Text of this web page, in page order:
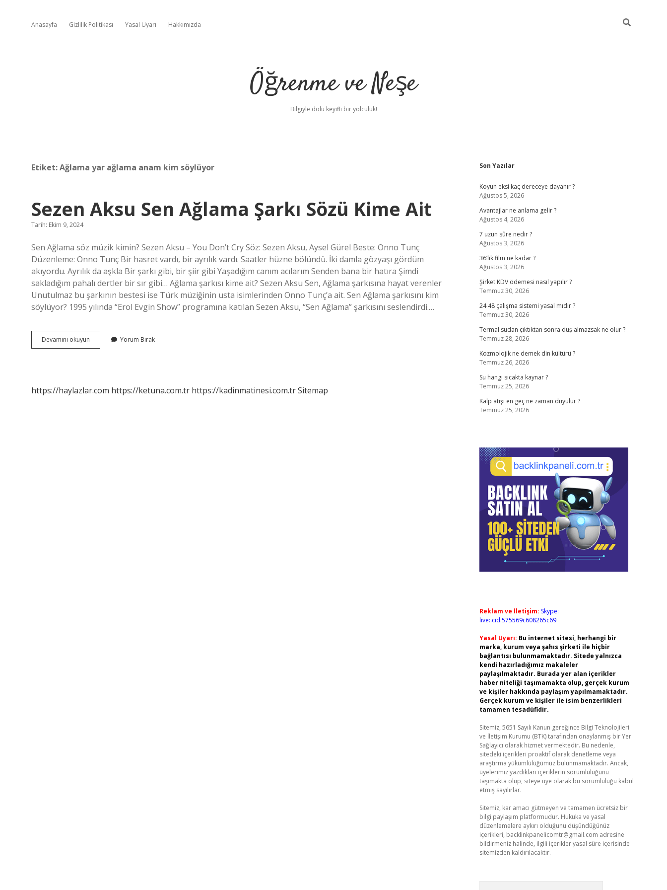
Anasayfa Gizlilik Politikası Yasal Uyarı Hakkımızda
Öğrenme ve Neşe
Bilgiyle dolu keyifli bir yolculuk!
Etiket:Ağlama yar ağlama anam kim söylüyor
Sezen Aksu Sen Ağlama Şarkı Sözü Kime Ait
Tarih: Ekim 9, 2024
Sen Ağlama söz müzik kimin? Sezen Aksu – You Don’t Cry Söz: Sezen Aksu, Aysel Gürel Beste: Onno Tunç
Düzenleme: Onno Tunç Bir hasret vardı, bir ayrılık vardı. Saatler hüzne bölündü. İki damla gözyaşı gördüm
akıyordu. Ayrılık da aşkla Bir şarkı gibi, bir şiir gibi Yaşadığım canım acılarım Senden bana bir hatıra Şimdi
sakladığım pahalı dertler bir sır gibi… Ağlama şarkısı kime ait? Sezen Aksu Sen, Ağlama şarkısına hayat verenler
Unutulmaz bu şarkının bestesi ise Türk müziğinin usta isimlerinden Onno Tunç’a ait. Sen Ağlama şarkısını kim
söylüyor? 1995 yılında “Erol Evgin Show” programına katılan Sezen Aksu, “Sen Ağlama” şarkısını seslendirdi.…
Devamını okuyun
Aksu
Kime
Yorum Bırak
https://haylazlar.com https://ketuna.com.tr https://kadinmatinesi.com.trSitemap
Sidebar
Son Yazılar
Koyun eksi kaç dereceye dayanır ?
Ağustos 5, 2026
Avantajlar ne anlama gelir ?
Ağustos 4, 2026
7 uzun sûre nedir ?
Ağustos 3, 2026
36’lık film ne kadar ?
Ağustos 3, 2026
Şirket KDV ödemesi nasıl yapılır ?
Temmuz 30, 2026
24 48 çalışma sistemi yasal mıdır ?
Temmuz 30, 2026
Termal sudan çıktıktan sonra duş almazsak ne olur ?
Temmuz 28, 2026
Kozmolojik ne demek din kültürü ?
Temmuz 26, 2026
Su hangi sıcakta kaynar ?
Temmuz 25, 2026
Kalp atışı en geç ne zaman duyulur ?
Temmuz 25, 2026
Reklam ve İletişim: Skype:
live:.cid.575569c608265c69
Yasal Uyarı: Bu internet sitesi, herhangi bir
marka, kurum veya şahıs şirketi ile hiçbir
bağlantısı bulunmamaktadır. Sitede yalnızca
kendi hazırladığımız makaleler
paylaşılmaktadır. Burada yer alan içerikler
haber niteliği taşımamakta olup, gerçek kurum
ve kişiler hakkında paylaşım yapılmamaktadır.
Gerçek kurum ve kişiler ile isim benzerlikleri
tamamen tesadüfidir.
Sitemiz, 5651 Sayılı Kanun gereğince Bilgi Teknolojileri
ve İletişim Kurumu (BTK) tarafından onaylanmış bir Yer
Sağlayıcı olarak hizmet vermektedir. Bu nedenle,
sitedeki içerikleri proaktif olarak denetleme veya
araştırma yükümlülüğümüz bulunmamaktadır. Ancak,
üyelerimiz yazdıkları içeriklerin sorumluluğunu
taşımakta olup, siteye üye olarak bu sorumluluğu kabul
etmiş sayılırlar.
Sitemiz, kar amacı gütmeyen ve tamamen ücretsiz bir
bilgi paylaşım platformudur. Hukuka ve yasal
düzenlemelere aykırı olduğunu düşündüğünüz
içerikleri, backlinkpanelicomtr@gmail.com adresine
bildirmeniz halinde, ilgili içerikler yasal süre içerisinde
sitemizden kaldırılacaktır.
ilbetbetcipiabellacasino sitesi